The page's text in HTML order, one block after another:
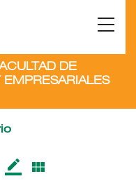
DE
border_color view_module